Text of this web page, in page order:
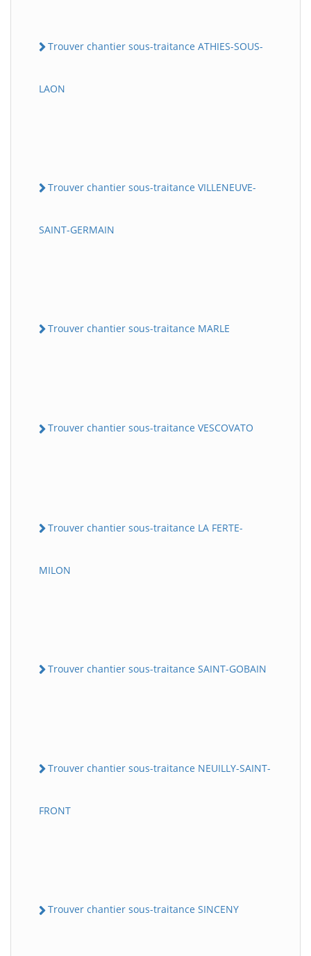
Trouver chantier sous-traitance ATHIES-SOUS-
LAON
Trouver chantier sous-traitance VILLENEUVE-
SAINT-GERMAIN
Trouver chantier sous-traitance MARLE
Trouver chantier sous-traitance VESCOVATO
Trouver chantier sous-traitance LA FERTE-
MILON
Trouver chantier sous-traitance SAINT-GOBAIN
Trouver chantier sous-traitance NEUILLY-SAINT-
FRONT
Trouver chantier sous-traitance SINCENY